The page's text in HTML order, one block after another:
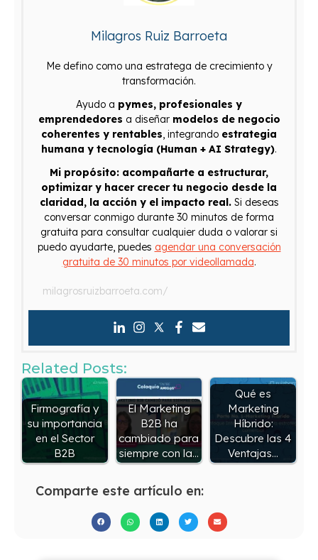
Milagros Ruiz Barroeta
Me defino como una estratega de crecimiento y
transformación.
Ayudo a pymes, profesionales y
emprendedores a diseñar modelos de negocio
coherentes y rentables, integrando estrategia
humana y tecnología (Human + AI Strategy).
Mi propósito: acompañarte a estructurar,
optimizar y hacer crecer tu negocio desde la
claridad, la acción y el impacto real.Si deseas
conversar conmigo durante 30 minutos de forma
gratuita para consultar cualquier duda o valorar si
puedo ayudarte, puedes agendar una conversación
gratuita de 30 minutos por videollamada.
milagrosruizbarroeta.com/
Related Posts:
Firmografía y
su importancia
en el Sector
B2B
El Marketing
B2B ha
cambiado para
siempre con la…
Qué es
Marketing
Híbrido:
Descubre las 4
Ventajas…
Comparte este artículo en: